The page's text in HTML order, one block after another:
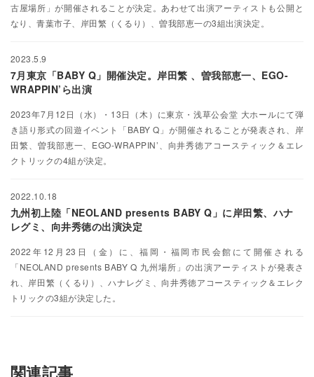
古屋場所」が開催されることが決定。あわせて出演アーティストも公開と
なり、青葉市子、岸田繁（くるり）、曽我部恵一の3組出演決定。
2023.5.9
7月東京「BABY Q」開催決定。岸田繁 、曽我部恵一、EGO-
WRAPPIN’ら出演
2023年7月12日（水）・13日（木）に東京・浅草公会堂 大ホールにて弾
き語り形式の回遊イベント「BABY Q」が開催されることが発表され、岸
田繁、曽我部恵一、EGO-WRAPPIN’、向井秀徳アコースティック＆エレ
クトリックの4組が決定。
2022.10.18
九州初上陸「NEOLAND presents BABY Q」に岸田繁、ハナ
レグミ、向井秀徳の出演決定
2022年12月23日（金）に、福岡・福岡市民会館にて開催される
「NEOLAND presents BABY Q 九州場所」の出演アーティストが発表さ
れ、岸田繁（くるり）、ハナレグミ、向井秀徳アコースティック＆エレク
トリックの3組が決定した。
関連記事